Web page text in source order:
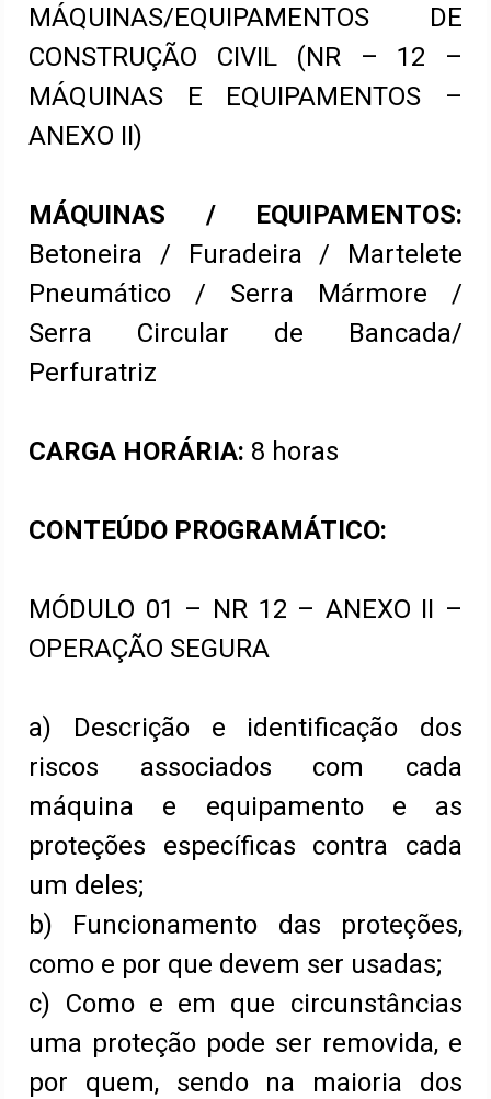
MÁQUINAS/EQUIPAMENTOS DE
CONSTRUÇÃO CIVIL (NR – 12 –
MÁQUINAS E EQUIPAMENTOS –
ANEXO II)
MÁQUINAS / EQUIPAMENTOS:
Betoneira / Furadeira / Martelete
Pneumático / Serra Mármore /
Serra Circular de Bancada/
Perfuratriz
CARGA HORÁRIA: 8 horas
CONTEÚDO PROGRAMÁTICO:
MÓDULO 01 – NR 12 – ANEXO II –
OPERAÇÃO SEGURA
a) Descrição e identificação dos
riscos associados com cada
máquina e equipamento e as
proteções específicas contra cada
um deles;
b) Funcionamento das proteções,
como e por que devem ser usadas;
c) Como e em que circunstâncias
uma proteção pode ser removida, e
por quem, sendo na maioria dos